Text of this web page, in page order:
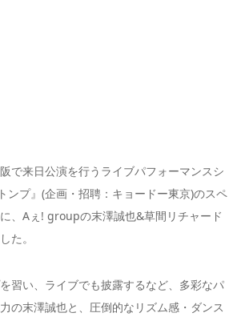
で来日公演を行うライブパフォーマンスシ
ンプ』(企画・招聘：キョードー東京)のスペ
、Aぇ! groupの末澤誠也&草間リチャード
た。
習い、ライブでも披露するなど、多彩なパ
の末澤誠也と、圧倒的なリズム感・ダンス